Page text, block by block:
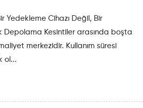
Yedekleme Cihazı Değil, Bir
Depolama Kesintiler arasında boşta
merkezidir. Kullanım süresi
ol...